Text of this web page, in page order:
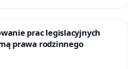
prac legislacyjnych
prawa rodzinnego